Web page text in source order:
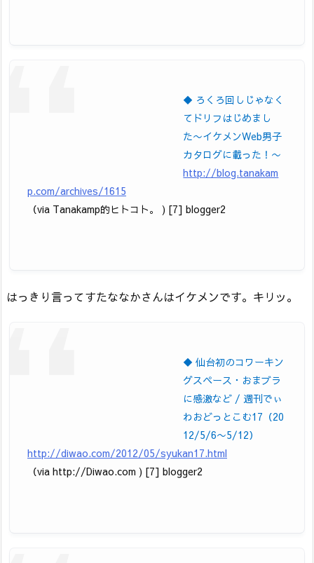
◆ ろくろ回しじゃなく
てドリフはじめまし
た〜イケメンWeb男子
カタログに載った！〜
http://blog.tanakam
p.com/archives/1615
（via Tanakamp的ヒトコト。 ) [7] blogger2
はっきり言ってすたななかさんはイケメンです。キリッ。
◆ 仙台初のコワーキン
グスペース・おまブラ
に感激など / 週刊でぃ
わおどっとこむ17（20
12/5/6〜5/12）
http://diwao.com/2012/05/syukan17.html
（via http://Diwao.com ) [7] blogger2